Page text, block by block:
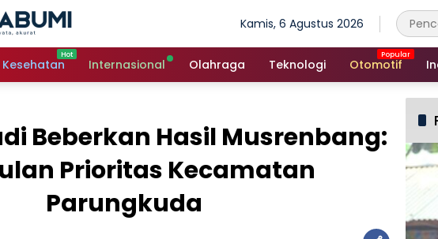
Kamis, 6 Agustus 2026
Kesehatan Internasional Olahraga Teknologi Otomotif
Beberkan Hasil Musrenbang:
Prioritas Kecamatan
Parungkuda